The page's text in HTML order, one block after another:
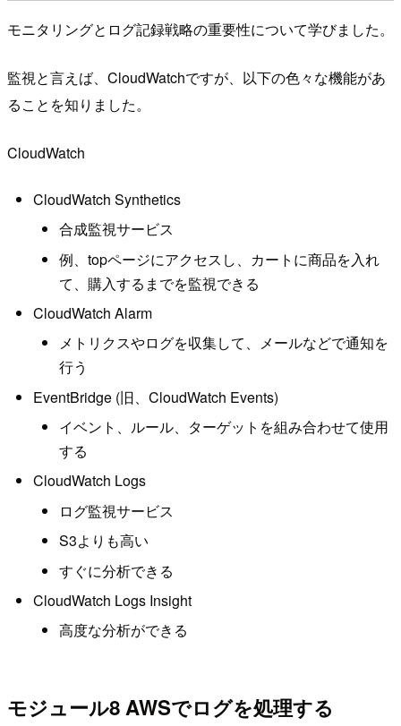
モニタリングとログ記録戦略の重要性について学びました。
監視と言えば、CloudWatchですが、以下の色々な機能があ
ることを知りました。
CloudWatch
CloudWatch Synthetics
合成監視サービス
例、topページにアクセスし、カートに商品を入れ
て、購入するまでを監視できる
CloudWatch Alarm
メトリクスやログを収集して、メールなどで通知を
行う
EventBridge (旧、CloudWatch Events)
イベント、ルール、ターゲットを組み合わせて使用
する
CloudWatch Logs
ログ監視サービス
S3よりも高い
すぐに分析できる
CloudWatch Logs Insight
高度な分析ができる
モジュール8 AWSでログを処理する